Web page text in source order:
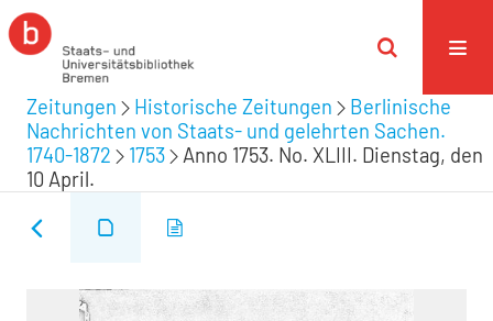
Zeitungen Historische Zeitungen
Berlinische
Nachrichten von Staats- und gelehrten Sachen.
1740-1872
1753
Anno 1753. No. XLIII. Dienstag, den
10 April.